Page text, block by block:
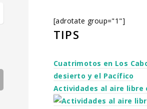
[adrotate group="1"]
TIPS
Cuatrimotos en Los
desierto y el Pacífico
Actividades al aire libre